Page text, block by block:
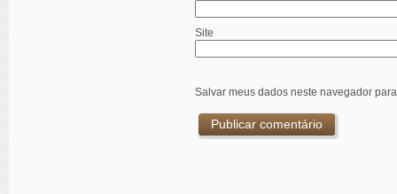
Site
Salvar meus dados neste navegador